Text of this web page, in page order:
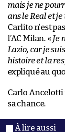
mais je ne
ans le Real et
Carlito n’est
l’AC Milan. « Je
Lazio, car je
histoire et la
expliqué au
Carlo Ancelotti
sa chance.